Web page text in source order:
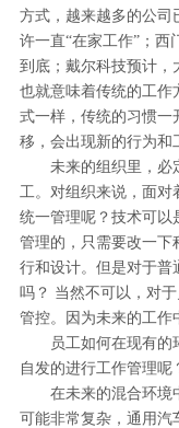
方式，越来越多的公司
许一直“在家工作”；西
到底；戴尔科技预计，
也就意味着传统的工作
式一样，传统的习惯一
移，会出现新的行为和
未来的组织里，必
工。对组织来说，面对
统一管理呢？技术可以
管理的，只需要改一下
行和设计。但是对于普
吗？ 当然不可以，对
管控。因为未来的工作
员工如何在现有
自发的进行工作管理呢
在未来的混合环境
可能非常复杂，通用汽